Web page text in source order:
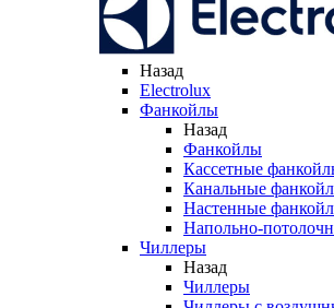
Назад
Electrolux
Фанкойлы
Назад
Фанкойлы
Кассетные
Канальные
Настенные
Напольно-
Чиллеры
Назад
Чиллеры